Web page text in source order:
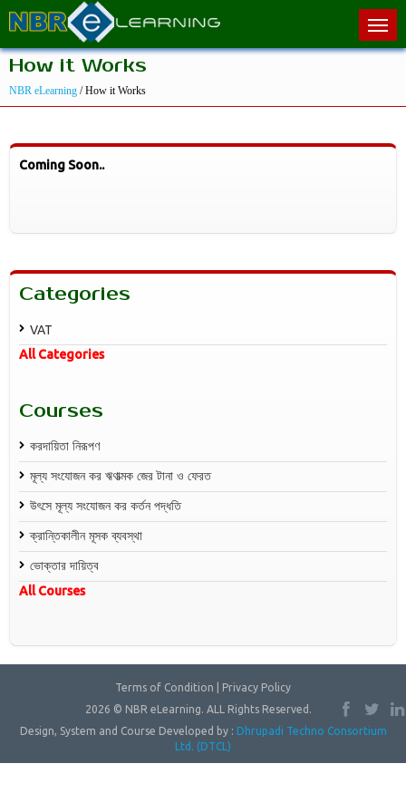
How it Works
NBR eLearning / How it Works
Coming Soon..
Categories
VAT
All Categories
Courses
করদায়িতা নিরূপণ
মূল্য সংযোজন কর ঋণাত্মক জের টানা ও ফেরত
উৎসে মূল্য সংযোজন কর কর্তন পদ্ধতি
ক্রান্তিকালীন মূসক ব্যবস্থা
ভোক্তার দায়িত্ব
All Courses
Terms of Condition | Privacy Policy
2026 © NBR eLearning. ALL Rights Reserved.
Design, System and Course Developed by : Dhrupadi Techno Consortium
Ltd. (DTCL)